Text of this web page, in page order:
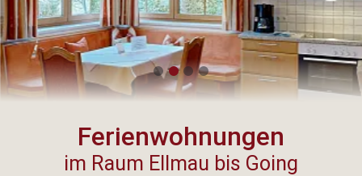
Ferienwohnungen
im Raum Ellmau bis Going